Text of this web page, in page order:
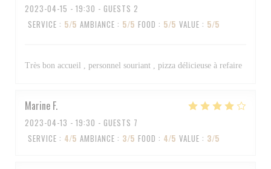
2023-04-15 - 19:30 - GUESTS 2
SERVICE : 5/5 AMBIANCE : 5/5 FOOD : 5/5 VALUE : 5/5
Très bon accueil , personnel souriant , pizza délicieuse à refaire
Marine F
2023-04-13 - 19:30 - GUESTS 7
SERVICE : 4/5 AMBIANCE : 3/5 FOOD : 4/5 VALUE : 3/5